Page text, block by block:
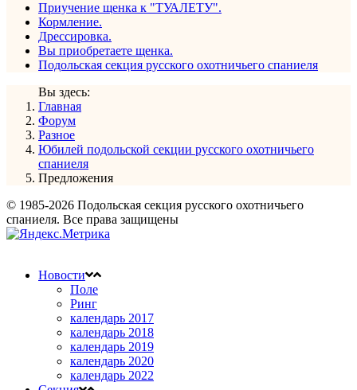
Приучение щенка к "ТУАЛЕТУ".
Кормление.
Дрессировка.
Вы приобретаете щенка.
Подольская секция русского охотничьего спаниеля
Вы здесь:
Главная
Форум
Разное
Юбилей подольской секции русского охотничьего
спаниеля
Предложения
© 1985-2026 Подольская секция русского охотничьего
спаниеля. Все права защищены
Новости
Поле
Ринг
календарь 2017
календарь 2018
календарь 2019
календарь 2020
календарь 2022